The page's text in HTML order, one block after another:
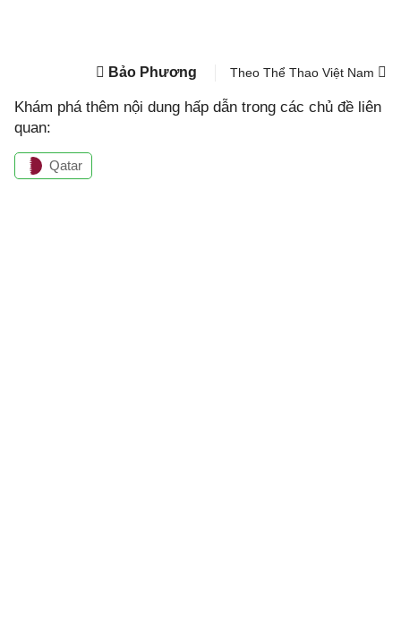
Bảo Phương Theo Thể Thao Việt Nam
Khám phá thêm nội dung hấp dẫn trong các chủ đề liên
quan:
Qatar